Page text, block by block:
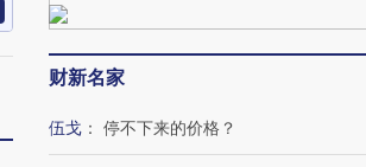
财新名家
伍戈 ： 停不下来的价格？